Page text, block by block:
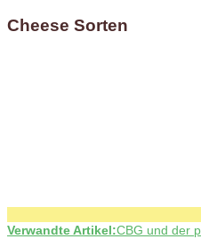
Cheese Sorten
Verwandte Artikel:CBG und der